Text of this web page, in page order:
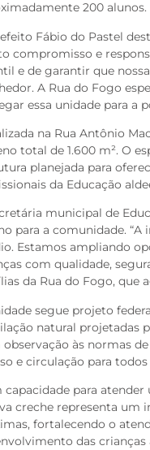
200 alunos.
Fábio do Pastel
compromisso e
e de garantir que
A Rua do Fogo
essa unidade para a
na Rua Antônio
total de 1.600 m². O
planejada para
da Educação
municipal de
para a comunidade.
Estamos ampliando
com qualidade,
da Rua do Fogo, que
segue projeto
natural projetadas
às normas
e circulação para
capacidade para
creche representa um
fortalecendo o
das crianças